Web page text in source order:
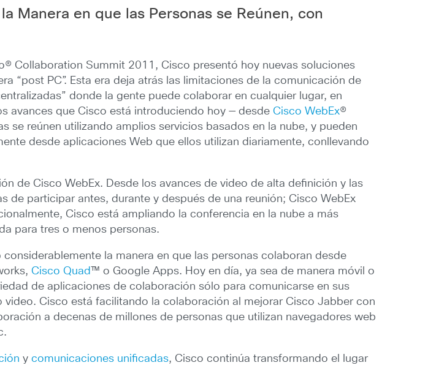
Manera en que las Personas se Reúnen, con
Collaboration Summit 2011, Cisco presentó hoy nuevas soluciones
“post PC”. Esta era deja atrás las limitaciones de la comunicación de
donde la gente puede colaborar en cualquier lugar, en
avances que Cisco está introduciendo hoy — desdeCisco WebEx®
se reúnen utilizando amplios servicios basados en la nube, y pueden
desde aplicaciones Web que ellos utilizan diariamente, conllevando
de Cisco WebEx. Desde los avances de video de alta definición y las
participar antes, durante y después de una reunión; Cisco WebEx
Cisco está ampliando la conferencia en la nube a más
para tres o menos personas.
la manera en que las personas colaboran desde
Cisco Quad ™ o Google Apps. Hoy en día, ya sea de manera móvil o
de aplicaciones de colaboración sólo para comunicarse en sus
Cisco está facilitando la colaboración al mejorar Cisco Jabber con
a decenas de millones de personas que utilizan navegadores web
ycomunicaciones unificadas, Cisco continúa transformando el lugar